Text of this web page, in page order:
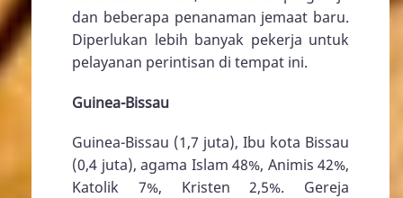
dan beberapa penanaman jemaat baru.
Diperlukan lebih banyak pekerja untuk
pelayanan perintisan di tempat ini.
Guinea-Bissau
Guinea-Bissau (1,7 juta), Ibu kota Bissau
(0,4 juta), agama Islam 48%, Animis 42%,
Katolik 7%, Kristen 2,5%. Gereja